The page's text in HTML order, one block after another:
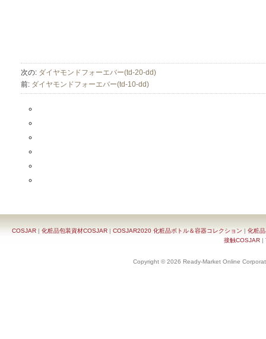
次の: ダイヤモンドフォーエバー(td-20-dd)
前: ダイヤモンドフォーエバー(td-10-dd)
COSJAR | 化粧品包装資材COSJAR | COSJAR2020 化粧品ボトル＆容器コレクション | 化粧
接触COSJAR|
Copyright © 2026 Ready-Market Online